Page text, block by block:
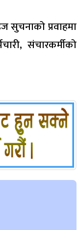
सुचनाको प्रवाहमा
संचारकर्मीको